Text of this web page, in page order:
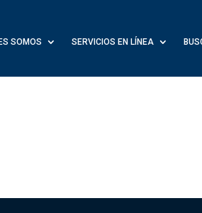
SOMOS SERVICIOS EN LÍNEA